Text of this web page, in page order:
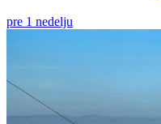
pre 1 nedelju